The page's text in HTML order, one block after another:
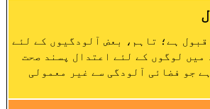
ہے؛ تاہم، بعض آلودگیوں کے لئے
میں لوگوں کے لئے اعتدال پسند صحت
جو فضائی آلودگی سے غیر معمولی